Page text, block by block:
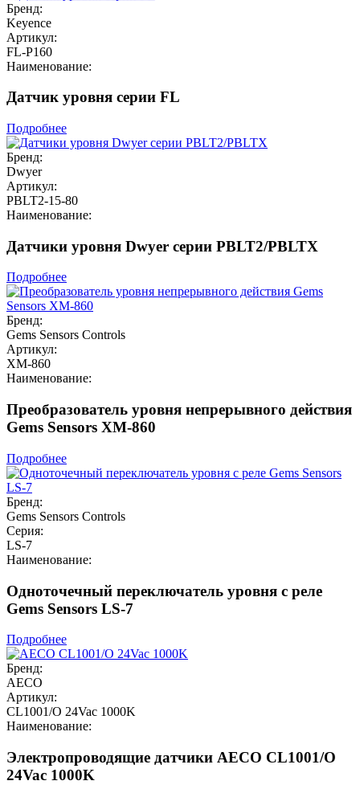
Бренд:
Keyence
Артикул:
FL-P160
Наименование:
Датчик уровня серии FL
Подробнее
Бренд:
Dwyer
Артикул:
PBLT2-15-80
Наименование:
Датчики уровня Dwyer серии PBLT2/PBLTX
Подробнее
Бренд:
Gems Sensors Controls
Артикул:
XM-860
Наименование:
Преобразователь уровня непрерывного действия
Gems Sensors XM-860
Подробнее
Бренд:
Gems Sensors Controls
Серия:
LS-7
Наименование:
Одноточечный переключатель уровня c реле
Gems Sensors LS-7
Подробнее
Бренд:
AECO
Артикул:
CL1001/O 24Vac 1000K
Наименование:
Электропроводящие датчики AECO CL1001/O
24Vac 1000K